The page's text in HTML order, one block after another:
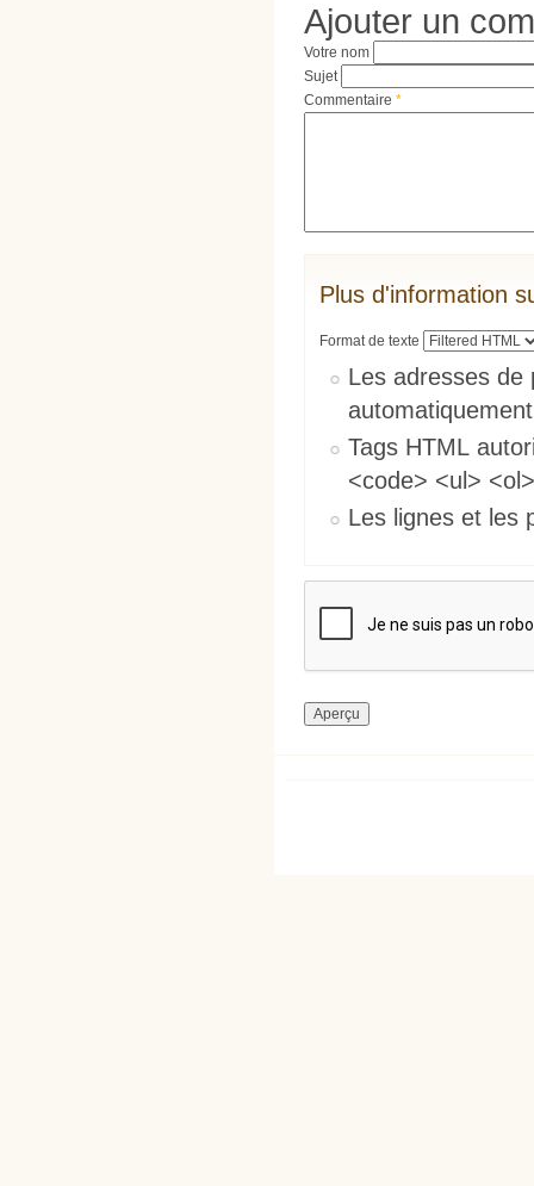
Ajouter un
Votre nom
Sujet
Commentaire *
Plus d'information
Format de texte
Les adresses de
Tags HTML
<code> <ul>
Les lignes et les